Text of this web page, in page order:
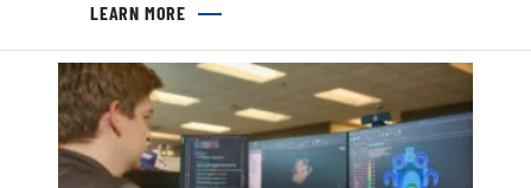
LEARN MORE
ABOUT
风
扇
系